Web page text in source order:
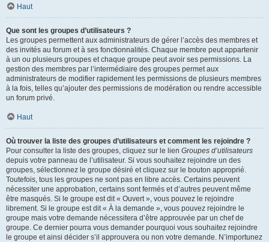
Haut
Que sont les groupes d’utilisateurs ?
Les groupes permettent aux administrateurs de gérer l’accès des membres et
des invités au forum et à ses fonctionnalités. Chaque membre peut appartenir
à un ou plusieurs groupes et chaque groupe peut avoir ses permissions. La
gestion des membres par l’intermédiaire des groupes permet aux
administrateurs de modifier rapidement les permissions de plusieurs membres
à la fois, telles qu’ajouter des permissions de modération ou rendre accessible
un forum privé.
Haut
Où trouver la liste des groupes d’utilisateurs et comment les rejoindre ?
Pour consulter la liste des groupes, cliquez sur le lien Groupes d’utilisateurs
depuis votre panneau de l’utilisateur. Si vous souhaitez rejoindre un des
groupes, sélectionnez le groupe désiré et cliquez sur le bouton approprié.
Toutefois, tous les groupes ne sont pas en libre accès. Certains peuvent
nécessiter une approbation, certains sont fermés et d’autres peuvent même
être masqués. Si le groupe est dit « Ouvert », vous pouvez le rejoindre
librement. Si le groupe est dit « À la demande », vous pouvez rejoindre le
groupe mais votre demande nécessitera d’être approuvée par un chef de
groupe. Ce dernier pourra vous demander pourquoi vous souhaitez rejoindre
le groupe et ainsi décider s’il approuvera ou non votre demande. N’importunez